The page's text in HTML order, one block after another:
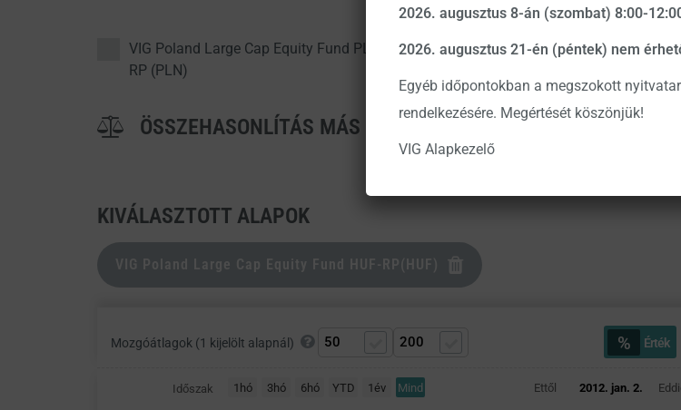
VIG Poland Large Cap Equity Fund PLN-
RP (PLN)
VIG Poland Large Cap Equity Fund
ÖSSZEHASONLÍTÁS MÁS ALAPOKKAL
KIVÁLASZTOTT ALAPOK
VIG Poland Large Cap Equity Fund HUF-RP(HUF)
Mozgóátlagok (1 kijelölt alapnál) % Érték
Időszak 1hó 3hó 6hó YTD 1év Mind Ettől 2012. jan. 2.
2026. augusztus 8-án (szombat) 8:00-
2026. augusztus 21-én (péntek) nem
Egyéb időpontokban a megszokott
rendelkezésére. Megértését köszönjük!
VIG Alapkezelő